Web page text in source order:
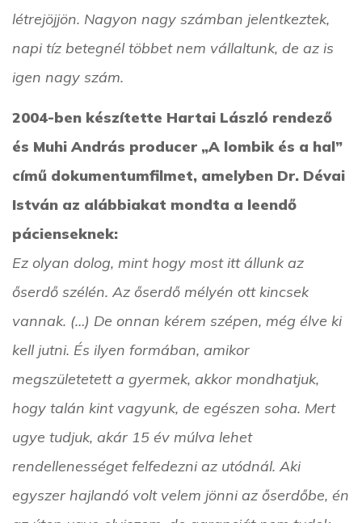
létrejöjjön. Nagyon nagy számban jelentkeztek,
napi tíz betegnél többet nem vállaltunk, de az is
igen nagy szám.
2004-ben készítette Hartai László rendező
és Muhi András producer „A lombik és a hal”
című dokumentumfilmet, amelyben Dr. Dévai
István az alábbiakat mondta a leendő
pácienseknek:
Ez olyan dolog, mint hogy most itt állunk az
őserdő szélén. Az őserdő mélyén ott kincsek
vannak. (…) De onnan kérem szépen, még élve ki
kell jutni. És ilyen formában, amikor
megszületetett a gyermek, akkor mondhatjuk,
hogy talán kint vagyunk, de egészen soha. Mert
ugye tudjuk, akár 15 év múlva lehet
rendellenességet felfedezni az utódnál. Aki
egyszer hajlandó volt velem jönni az őserdőbe, én